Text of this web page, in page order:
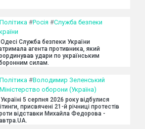
Політика #Росія #Служба безпеки
Служба безпеки України
агента противника, який
удари по українським
силам.
Політика #Володимир Зеленський
Міністерство оборони (Україна)
5 серпня 2026 року відбулися
присвячені 21-й річниці протестів
відставки Михайла Федорова -